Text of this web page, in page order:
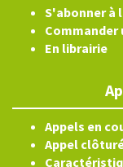
S'abonner à
Commander
En librairie
Appels en
Appel